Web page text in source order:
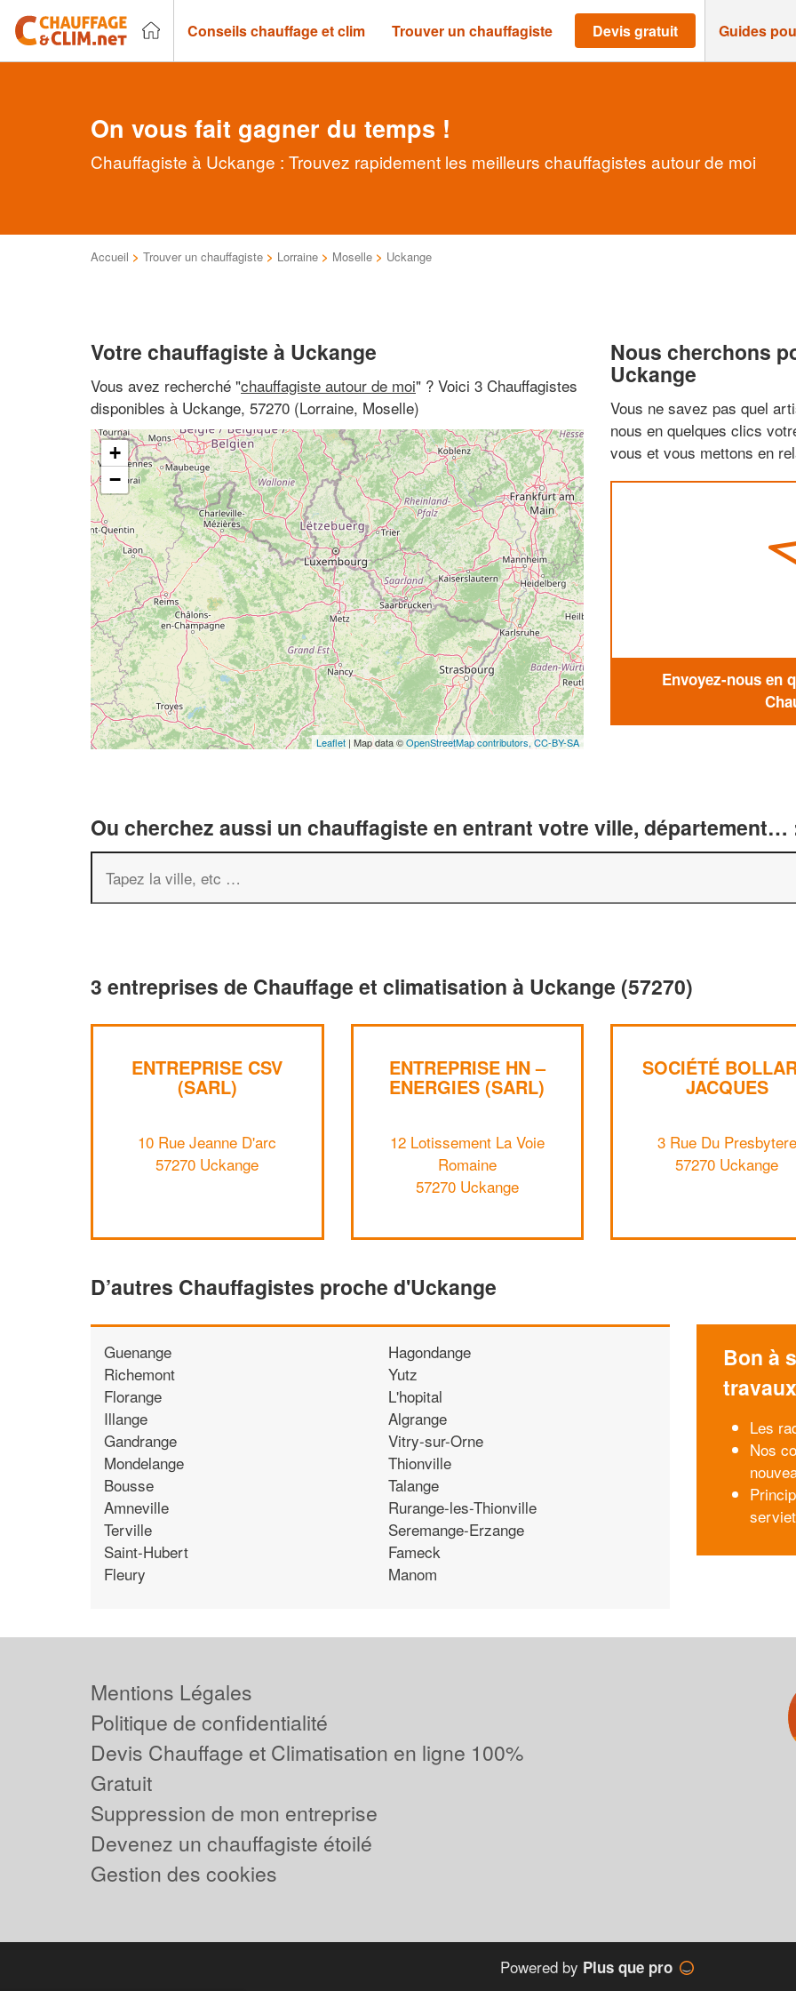
Conseils chauffage et clim Trouver un chauffagiste Devis gratuit Guides
On vous fait gagner du temps !
Chauffagiste à Uckange : Trouvez rapidement les meilleurs chauffagistes autour de moi
Accueil > Trouver un chauffagiste > Lorraine > Moselle > Uckange
Votre chauffagiste à Uckange
Vous avez recherché "chauffagiste autour de moi" ? Voici 3 Chauffagistes
disponibles à Uckange, 57270 (Lorraine, Moselle)
+
−
Leaflet | Map data ©OpenStreetMap contributors, CC-BY-SA
Nous cherchons
Uckange
Vous ne savez pas quel
nous en quelques clics
vous et vous mettons en
Envoyez-nous en
Ou cherchez aussi un chauffagiste en entrant votre ville, département…
3 entreprises de Chauffage et climatisation à Uckange (57270)
ENTREPRISE CSV
(SARL)
10 Rue Jeanne D'arc
57270 Uckange
ENTREPRISE HN –
ENERGIES (SARL)
12 Lotissement La Voie
Romaine
57270 Uckange
SOCIÉTÉ
JACQUES
3 Rue Du Presbytere
57270 Uckange
D’autres Chauffagistes proche d'Uckange
Guenange
Richemont
Florange
Illange
Gandrange
Mondelange
Bousse
Amneville
Terville
Saint-Hubert
Fleury
Hagondange
Yutz
L'hopital
Algrange
Vitry-sur-Orne
Thionville
Talange
Rurange-les-Thionville
Seremange-Erzange
Fameck
Manom
Bon à
travaux
Les
Nos
Mentions Légales
Politique de confidentialité
Devis Chauffage et Climatisation en ligne 100%
Gratuit
Suppression de mon entreprise
Devenez un chauffagiste étoilé
Gestion des cookies
Powered by Plus que pro